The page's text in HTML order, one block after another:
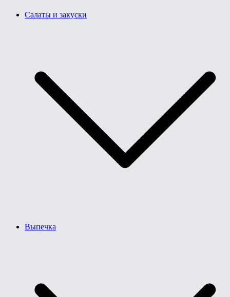
Салаты и закуски
Выпечка